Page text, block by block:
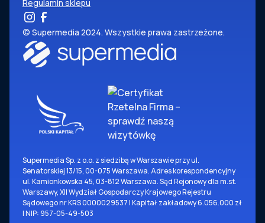
Regulamin sklepu
© Supermedia 2024. Wszystkie prawa zastrzeżone.
Supermedia Sp. z o.o. z siedzibą w Warszawie przy ul.
Senatorskiej 13/15, 00-075 Warszawa. Adres korespondencyjny
ul. Kamionkowska 45, 03-812 Warszawa. Sąd Rejonowy dla m.st.
Warszawy, XII Wydział Gospodarczy Krajowego Rejestru
Sądowego nr KRS 0000029537 | Kapitał zakładowy 6.056.000 zł
| NIP: 957-05-49-503